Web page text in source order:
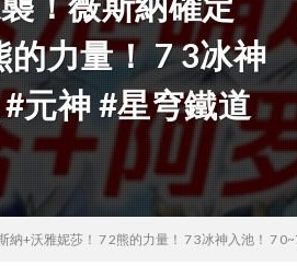
力量！ 7 3冰神
元神 #星穹鐵道
+沃雅妮莎！ 7 2熊的力量！ 7 3冰神入池！ 7